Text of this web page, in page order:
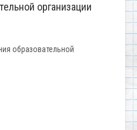
организации
образовательной